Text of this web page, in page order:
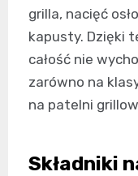
grilla, nacięć
kapusty. Dzięki
całość nie
zarówno na
na patelni
Składniki